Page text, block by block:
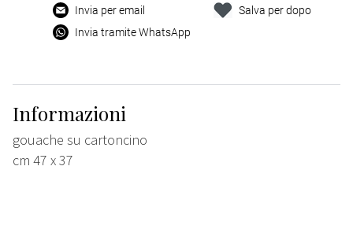
Invia per email
Invia tramite WhatsApp
Salva per dopo
Informazioni
gouache su cartoncino
cm 47 x 37